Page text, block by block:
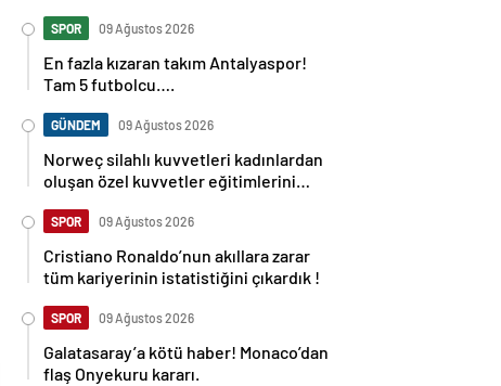
SPOR 09 Ağustos 2026
En fazla kızaran takım Antalyaspor!
Tam 5 futbolcu….
GÜNDEM 09 Ağustos 2026
Norweç silahlı kuvvetleri kadınlardan
oluşan özel kuvvetler eğitimlerini
SPOR 09 Ağustos 2026
Cristiano Ronaldo’nun akıllara zarar
tüm kariyerinin istatistiğini çıkardık !
SPOR 09 Ağustos 2026
Galatasaray’a kötü haber! Monaco’dan
flaş Onyekuru kararı.